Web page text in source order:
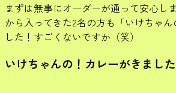
まずは無事にオーダーが通って安心し
から入ってきた2名の方も「いけちゃ
した！すごくないですか（笑）
いけちゃんの！カレーがきました